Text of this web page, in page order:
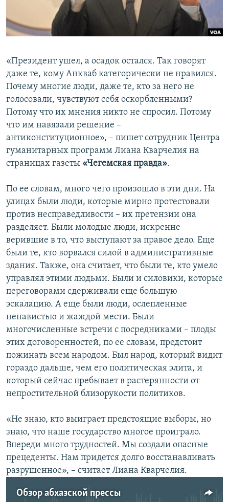
МИР
ГОЛОСА
АРХИВ РАДИОПРОГРАММЫ
«Президент ушел, а осадок остался. Так говорят
даже те, кому Анкваб категорически не нравился.
Почему многие люди, даже те, кто за него не
голосовали, чувствуют себя оскорбленными?
Потому что их мнения никто не спросил. Потому
что им навязали решение –
антиконституционное», – пишет сотрудник Центра
гуманитарных программ Лиана Кварчелия на
страницах газеты «Чегемская правда».
По ее словам, много чего произошло в эти дни. На
улицах были люди, которые мирно протестовали
против несправедливости – их претензии она
разделяет. Были молодые люди, искренне
верившие в то, что выступают за правое дело. Еще
были те, кто ворвался силой в административные
здания. Также, она считает, что были те, кто умело
управлял этими людьми. Были и силовики, которые
переговорами сдерживали еще большую
эскалацию. А еще были люди, ослепленные
ненавистью и жаждой мести. Были
многочисленные встречи с посредниками – плоды
этих договоренностей, по ее словам, предстоит
пожинать всем народом. Был народ, который видит
гораздо дальше, чем его политическая элита, и
который сейчас пребывает в растерянности от
непростительной близорукости политиков.
«Не знаю, кто выиграет предстоящие выборы, но
знаю, что наше государство многое проиграло.
Впереди много трудностей. Мы создали опасные
прецеденты. Нам придется долго восстанавливать
разрушенное», – считает Лиана Кварчелия.
Обзор абхазской прессы